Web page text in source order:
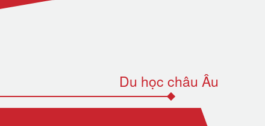
Du học châu Âu